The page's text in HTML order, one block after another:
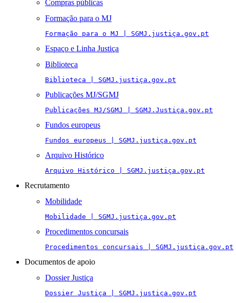
Compras públicas
Formação para o MJ
Formação para o MJ | SGMJ.justiça.gov.pt
Espaço e Linha Justiça
Biblioteca
Biblioteca | SGMJ.justiça.gov.pt
Publicações MJ/SGMJ
Publicações MJ/SGMJ | SGMJ.Justiça.gov.pt
Fundos europeus
Fundos europeus | SGMJ.justiça.gov.pt
Arquivo Histórico
Arquivo Histórico | SGMJ.justiça.gov.pt
Recrutamento
Mobilidade
Mobilidade | SGMJ.justiça.gov.pt
Procedimentos concursais
Procedimentos concursais | SGMJ.justiça.gov.pt
Documentos de apoio
Dossier Justiça
Dossier Justiça | SGMJ.justiça.gov.pt